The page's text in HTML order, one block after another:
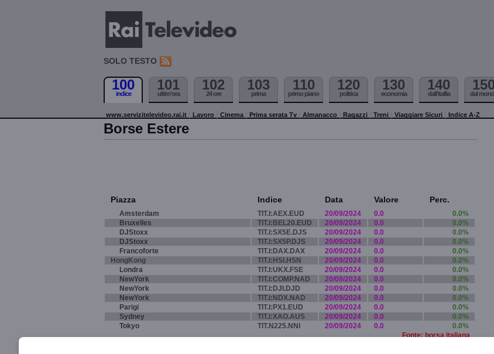
SOLO TESTO
100
indice
101
ultim'ora
102
24 ore
103
prima
110
primo piano
120
politica
130
economia
140
dall'itallia
150
dal
www.servizitelevideo.rai.it Lavoro Cinema Prima serata Tv Almanacco Ragazzi Treni Viaggiare Sicuri Indice A-Z
Borse Estere
Piazza Indice Data Valore Perc.
Amsterdam TIT.I:AEX.EUD 20/09/2024 0.0
0.0%
Bruxelles
TIT.I:BEL20.EUD 20/09/2024 0.0
0.0%
DJStoxx
TIT.I:SX5E.DJS 20/09/2024 0.0
0.0%
DJStoxx
TIT.I:SX5P.DJS 20/09/2024 0.0
0.0%
Francoforte
TIT.I:DAX.DAX 20/09/2024 0.0
0.0%
HongKong
TIT.I:HSI.HSN 20/09/2024 0.0
0.0%
Londra
TIT.I:UKX.FSE 20/09/2024 0.0
0.0%
NewYork
TIT.I:COMP.NAD 20/09/2024 0.0
0.0%
NewYork
TIT.I:DJI.DJD 20/09/2024 0.0
0.0%
NewYork
TIT.I:NDX.NAD 20/09/2024 0.0
0.0%
Parigi
TIT.I:PX1.EUD 20/09/2024 0.0
0.0%
Sydney
TIT.I:XAO.AUS 20/09/2024 0.0
0.0%
Tokyo
TIT.N225.NNI 20/09/2024 0.0
0.0%
Fonte: borsa italiana